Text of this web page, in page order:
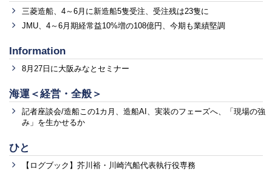
三菱造船、4～6月に新造船5隻受注、受注残は23隻に
JMU、4～6月期経常益10%増の108億円、今期も業績堅調
Information
8月27日に大阪みなとセミナー
海運＜経営・全般＞
記者座談会/造船この1カ月、造船AI、実装のフェーズへ、「現場の強
み」を生かせるか
ひと
【ログブック】芥川裕・川崎汽船代表執行役専務